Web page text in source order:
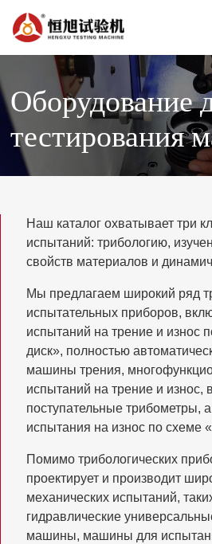
Оборудование
тестирования
Наш каталог охватывает три
испытаний: трибологию,
свойств материалов и
Мы предлагаем широкий ряд
испытательных приборов,
испытаний на трение и износ
диск», полностью
машины трения,
испытаний на трение и износ,
поступательные трибометры,
испытания на износ по схеме
Помимо трибологических
проектирует и производит
механических испытаний,
гидравлические
машины, машины для